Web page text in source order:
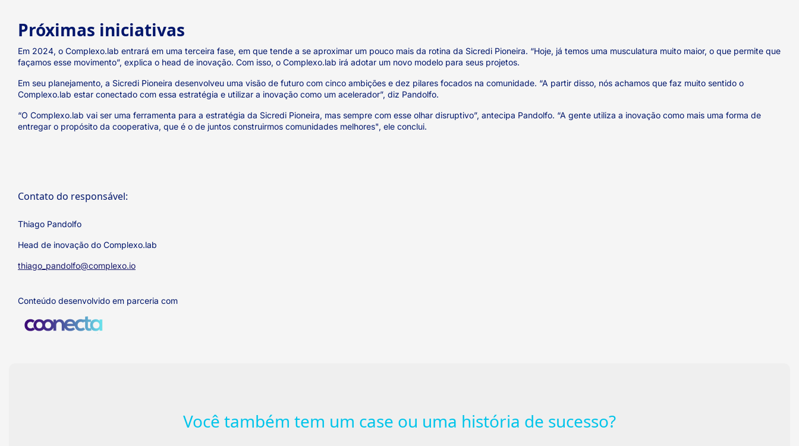
Próximas iniciativas
Em 2024, o Complexo.lab entrará em uma terceira fase, em que tende a se aproximar um pouco mais da rotina da Sicredi Pioneira. “Hoje, já temos uma musculatura muito maior, o que permite que
façamos esse movimento”, explica o head de inovação. Com isso, o Complexo.lab irá adotar um novo modelo para seus projetos.
Em seu planejamento, a Sicredi Pioneira desenvolveu uma visão de futuro com cinco ambições e dez pilares focados na comunidade. “A partir disso, nós achamos que faz muito sentido o
Complexo.lab estar conectado com essa estratégia e utilizar a inovação como um acelerador”, diz Pandolfo.
“O Complexo.lab vai ser uma ferramenta para a estratégia da Sicredi Pioneira, mas sempre com esse olhar disruptivo”, antecipa Pandolfo. “A gente utiliza a inovação como mais uma forma de
entregar o propósito da cooperativa, que é o de juntos construirmos comunidades melhores", ele conclui.
Contato do responsável:
Thiago Pandolfo
Head de inovação do Complexo.lab
thiago_pandolfo@complexo.io
Conteúdo desenvolvido em parceria com
Você também tem um case ou uma história de sucesso?